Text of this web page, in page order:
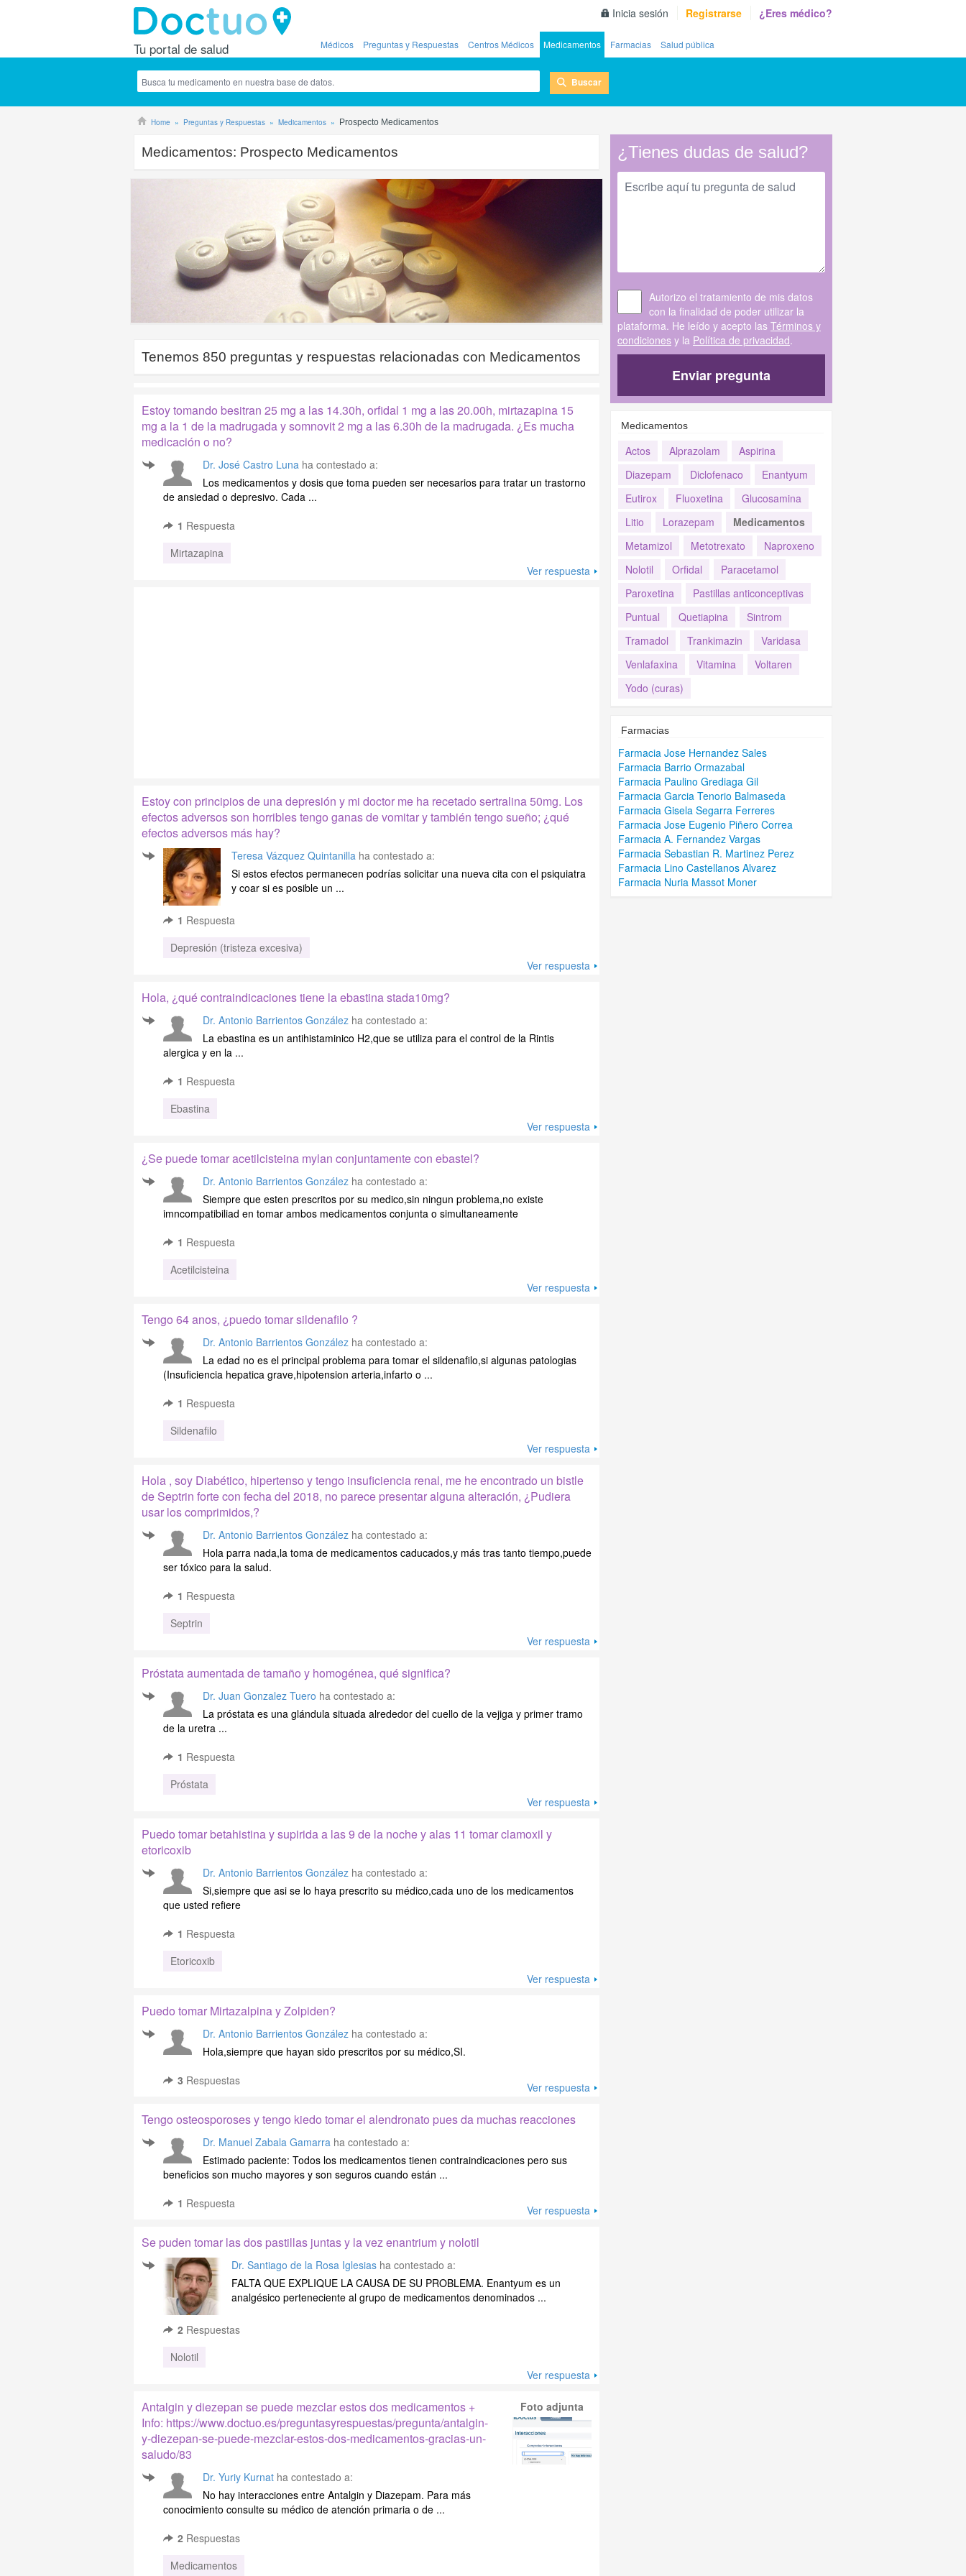
Tu portal de salud
Inicia sesión Registrarse ¿Eres médico?
Médicos Preguntas y Respuestas Centros Médicos Medicamentos Farmacias Salud pública
Buscar
Home Preguntas y Respuestas Medicamentos Prospecto Medicamentos
Medicamentos: Prospecto Medicamentos
Tenemos 850 preguntas y respuestas relacionadas con Medicamentos
Estoy tomando besitran 25 mg a las 14.30h, orfidal 1 mg a las 20.00h, mirtazapina 15
mg a la 1 de la madrugada y somnovit 2 mg a las 6.30h de la madrugada. ¿Es mucha
medicación o no?
Dr. José Castro Luna ha contestado a:
Los medicamentos y dosis que toma pueden ser necesarios para tratar un trastorno
de ansiedad o depresivo. Cada ...
1 Respuesta
Mirtazapina
Ver respuesta
Estoy con principios de una depresión y mi doctor me ha recetado sertralina 50mg. Los
efectos adversos son horribles tengo ganas de vomitar y también tengo sueño; ¿qué
efectos adversos más hay?
Teresa Vázquez Quintanilla ha contestado a:
Si estos efectos permanecen podrías solicitar una nueva cita con el psiquiatra
y coar si es posible un ...
1 Respuesta
Depresión (tristeza excesiva)
Ver respuesta
Hola, ¿qué contraindicaciones tiene la ebastina stada10mg?
Dr. Antonio Barrientos González ha contestado a:
La ebastina es un antihistaminico H2,que se utiliza para el control de la Rintis
alergica y en la ...
1 Respuesta
Ebastina
Ver respuesta
¿Se puede tomar acetilcisteina mylan conjuntamente con ebastel?
Dr. Antonio Barrientos González ha contestado a:
Siempre que esten prescritos por su medico,sin ningun problema,no existe
imncompatibiliad en tomar ambos medicamentos conjunta o simultaneamente
1 Respuesta
Acetilcisteina
Ver respuesta
Tengo 64 anos, ¿puedo tomar sildenafilo ?
Dr. Antonio Barrientos González ha contestado a:
La edad no es el principal problema para tomar el sildenafilo,si algunas patologias
(Insuficiencia hepatica grave,hipotension arteria,infarto o ...
1 Respuesta
Sildenafilo
Ver respuesta
Hola , soy Diabético, hipertenso y tengo insuficiencia renal, me he encontrado un bistle
de Septrin forte con fecha del 2018, no parece presentar alguna alteración, ¿Pudiera
usar los comprimidos,?
Dr. Antonio Barrientos González ha contestado a:
Hola parra nada,la toma de medicamentos caducados,y más tras tanto tiempo,puede
ser tóxico para la salud.
1 Respuesta
Septrin
Ver respuesta
Próstata aumentada de tamaño y homogénea, qué significa?
Dr. Juan Gonzalez Tuero ha contestado a:
La próstata es una glándula situada alrededor del cuello de la vejiga y primer tramo
de la uretra ...
1 Respuesta
Próstata
Ver respuesta
Puedo tomar betahistina y supirida a las 9 de la noche y alas 11 tomar clamoxil y
etoricoxib
Dr. Antonio Barrientos González ha contestado a:
Si,siempre que asi se lo haya prescrito su médico,cada uno de los medicamentos
que usted refiere
1 Respuesta
Etoricoxib
Ver respuesta
Puedo tomar Mirtazalpina y Zolpiden?
Dr. Antonio Barrientos González ha contestado a:
Hola,siempre que hayan sido prescritos por su médico,SI.
3 Respuestas Ver respuesta
Tengo osteosporoses y tengo kiedo tomar el alendronato pues da muchas reacciones
Dr. Manuel Zabala Gamarra ha contestado a:
Estimado paciente: Todos los medicamentos tienen contraindicaciones pero sus
beneficios son mucho mayores y son seguros cuando están ...
1 Respuesta Ver respuesta
Se puden tomar las dos pastillas juntas y la vez enantrium y nolotil
Dr. Santiago de la Rosa Iglesias ha contestado a:
FALTA QUE EXPLIQUE LA CAUSA DE SU PROBLEMA. Enantyum es un
analgésico perteneciente al grupo de medicamentos denominados ...
2 Respuestas
Nolotil
Ver respuesta
Foto adjunta
Antalgin y diezepan se puede mezclar estos dos medicamentos +
Info: https://www.doctuo.es/preguntasyrespuestas/pregunta/antalgin-
y-diezepan-se-puede-mezclar-estos-dos-medicamentos-gracias-un-
saludo/83
Dr. Yuriy Kurnat ha contestado a:
No hay interacciones entre Antalgin y Diazepam. Para más
conocimiento consulte su médico de atención primaria o de ...
2 Respuestas
Medicamentos
¿Tienes dudas de salud?
Autorizo el tratamiento de mis datos
con la finalidad de poder utilizar la
plataforma. He leído y acepto las Términos y
condicionesy la Política de privacidad.
Enviar pregunta
Medicamentos
Actos Alprazolam
Aspirina
Diazepam
Diclofenaco
Enantyum
Eutirox
Fluoxetina
Glucosamina
Litio
Lorazepam
Medicamentos
Metamizol
Metotrexato
Naproxeno
Nolotil
Orfidal
Paracetamol
Paroxetina
Pastillas anticonceptivas
Puntual
Quetiapina
Sintrom
Tramadol
Trankimazin
Varidasa
Venlafaxina
Vitamina
Voltaren
Yodo (curas)
Farmacias
Farmacia Jose Hernandez Sales
Farmacia Barrio Ormazabal
Farmacia Paulino Grediaga Gil
Farmacia Garcia Tenorio Balmaseda
Farmacia Gisela Segarra Ferreres
Farmacia Jose Eugenio Piñero Correa
Farmacia A. Fernandez Vargas
Farmacia Sebastian R. Martinez Perez
Farmacia Lino Castellanos Alvarez
Farmacia Nuria Massot Moner